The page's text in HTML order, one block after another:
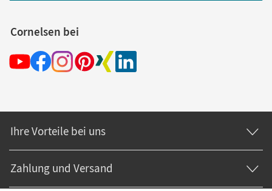
Cornelsen bei
Ihre Vorteile bei uns
Zahlung und Versand